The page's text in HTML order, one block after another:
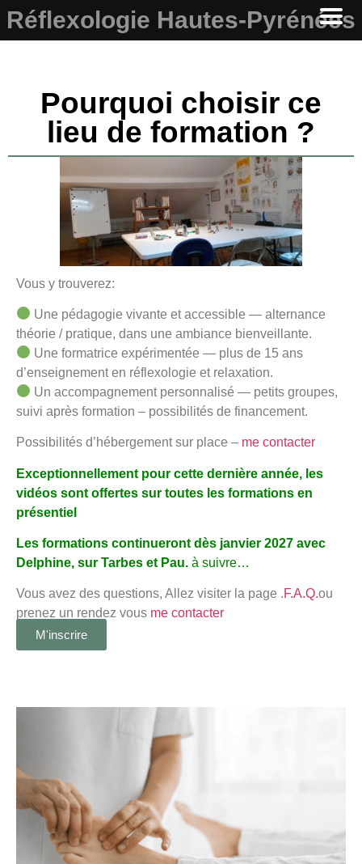
Pourquoi choisir ce
lieu de formation ?
Vous y trouverez:
Une pédagogie vivante et accessible — alternance
théorie / pratique, dans une ambiance bienveillante.
Une formatrice expérimentée — plus de 15 ans
d’enseignement en réflexologie et relaxation.
Un accompagnement personnalisé — petits groupes,
suivi après formation – possibilités de financement.
Possibilités d’hébergement sur place – me contacter
Exceptionnellement pour cette dernière année, les
vidéos sont offertes sur toutes les formations en
présentiel
Les formations continueront dès janvier 2027 avec
Delphine, sur Tarbes et Pau. à suivre…
Vous avez des questions, Allez visiter la page .F.A.Q.ou
prenez un rendez vous me contacter
M'inscrire
Réflexologie Hautes-Pyrénées